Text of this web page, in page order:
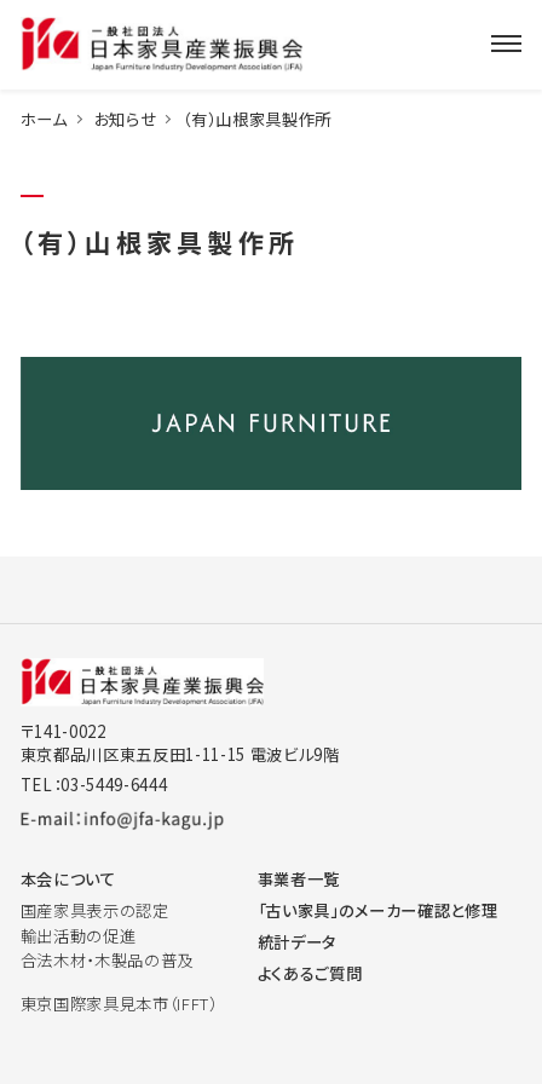
ホーム お知らせ （有）山根家具製作所
（有）山根家具製作所
〒141-0022
東京都品川区東五反田1-11-15 電波ビル9階
TEL：03-5449-6444
本会について
国産家具表示の認定
輸出活動の促進
合法木材・木製品の普及
東京国際家具見本市（IFFT）
事業者一覧
「古い家具」のメーカー確認と修理
統計データ
よくあるご質問